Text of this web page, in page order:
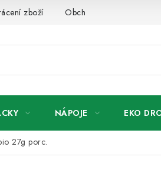
zboží Obchodní podmínky
NÁPOJE EKO
27g porc.